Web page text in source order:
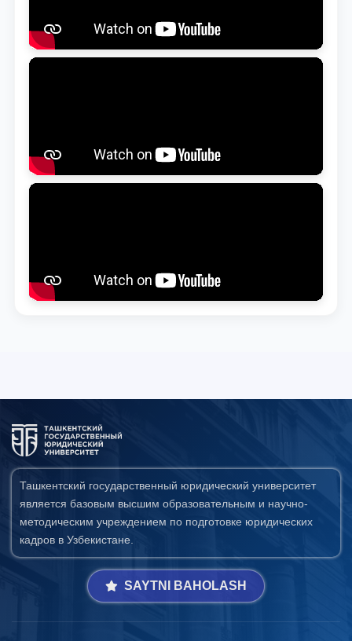
Ташкентский государственный юридический университет
является базовым высшим образовательным и научно-
методическим учреждением по подготовке юридических
кадров в Узбекистане.
SAYTNI BAHOLASH